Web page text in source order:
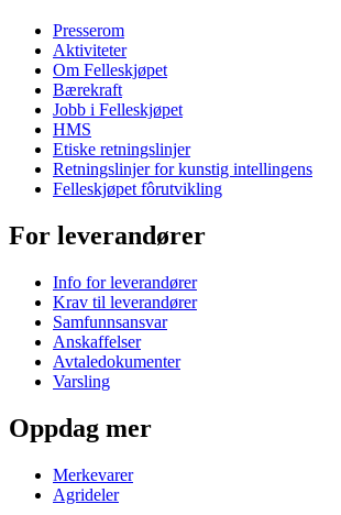
Presserom
Aktiviteter
Om Felleskjøpet
Bærekraft
Jobb i Felleskjøpet
HMS
Etiske retningslinjer
Retningslinjer for kunstig intellingens
Felleskjøpet fôrutvikling
For leverandører
Info for leverandører
Krav til leverandører
Samfunnsansvar
Anskaffelser
Avtaledokumenter
Varsling
Oppdag mer
Merkevarer
Agrideler